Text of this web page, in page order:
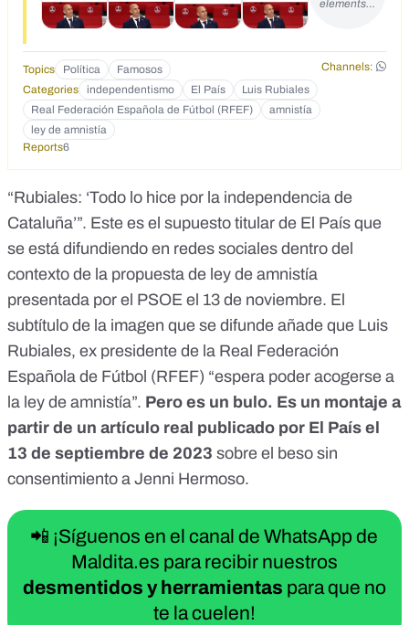
elements…
Topics Política Famosos
Channels:
Categories
independentismo El País
Luis Rubiales
Real Federación Española de Fútbol (RFEF)
amnistía
ley de amnistía
Reports6
“Rubiales: ‘Todo lo hice por la independencia de
Cataluña’”. Este es el supuesto titular de El País que
se está difundiendo en redes sociales dentro del
contexto de la propuesta de ley de amnistía
presentada por el PSOE el 13 de noviembre. El
subtítulo de la imagen que se difunde añade que Luis
Rubiales, ex presidente de la Real Federación
Española de Fútbol (RFEF) “espera poder acogerse a
la ley de amnistía”. Pero es un bulo. Es un montaje a
partir de un artículo real publicado por El País el
13 de septiembre de 2023 sobre el beso sin
consentimiento a Jenni Hermoso.
📲 ¡Síguenos en el canal de WhatsApp de
Maldita.es para recibir nuestros
desmentidos y herramientas para que no
te la cuelen!